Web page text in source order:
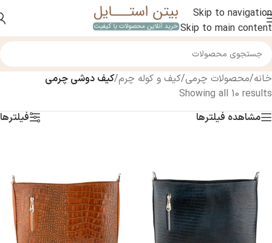
Skip to navigation
Skip to main content
خانه/محصولات چرمی/کیف و کوله چرم/کیف دوشی چرمی
Showing all 10 results
مشاهده فیلترها
فیلترها